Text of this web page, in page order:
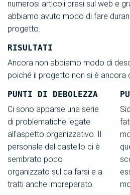
numerosi articoli presi sul web e
abbiamo avuto modo di fare
progetto.
RISULTATI
Ancora non abbiamo modo di
poiché il progetto non si è ancora
PUNTI DI DEBOLEZZA
Ci sono apparse una serie
di problematiche legate
all'aspetto organizzativo. Il
personale del castello ci è
sembrato poco
organizzato sul da farsi e a
tratti anche impreparato.